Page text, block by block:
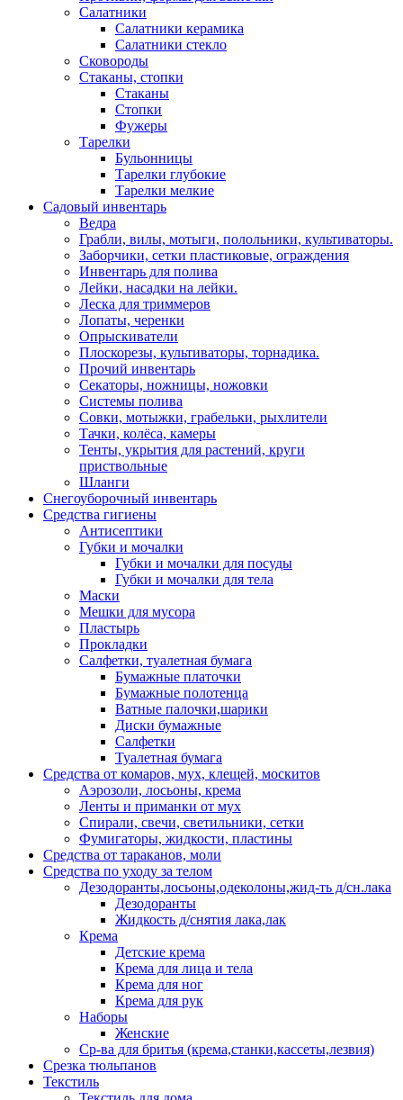
Салатники
Салатники керамика
Салатники стекло
Сковороды
Стаканы, стопки
Стаканы
Стопки
Фужеры
Тарелки
Бульонницы
Тарелки глубокие
Тарелки мелкие
Садовый инвентарь
Ведра
Грабли, вилы, мотыги, полольники, культиваторы.
Заборчики, сетки пластиковые, ограждения
Инвентарь для полива
Лейки, насадки на лейки.
Леска для триммеров
Лопаты, черенки
Опрыскиватели
Плоскорезы, культиваторы, торнадика.
Прочий инвентарь
Секаторы, ножницы, ножовки
Системы полива
Совки, мотыжки, грабельки, рыхлители
Тачки, колёса, камеры
Тенты, укрытия для растений, круги
приствольные
Шланги
Снегоуборочный инвентарь
Средства гигиены
Антисептики
Губки и мочалки
Губки и мочалки для посуды
Губки и мочалки для тела
Маски
Мешки для мусора
Пластырь
Прокладки
Салфетки, туалетная бумага
Бумажные платочки
Бумажные полотенца
Ватные палочки,шарики
Диски бумажные
Салфетки
Туалетная бумага
Средства от комаров, мух, клещей, москитов
Аэрозоли, лосьоны, крема
Ленты и приманки от мух
Спирали, свечи, светильники, сетки
Фумигаторы, жидкости, пластины
Средства от тараканов, моли
Средства по уходу за телом
Дезодоранты,лосьоны,одеколоны,жид-ть д/сн.лака
Дезодоранты
Жидкость д/снятия лака,лак
Крема
Детские крема
Крема для лица и тела
Крема для ног
Крема для рук
Наборы
Женские
Ср-ва для бритья (крема,станки,кассеты,лезвия)
Срезка тюльпанов
Текстиль